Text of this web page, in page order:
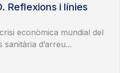
Reflexions i línies
econòmica mundial del
d’arreu...